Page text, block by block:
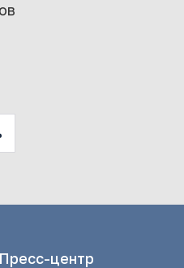
Пресс-центр